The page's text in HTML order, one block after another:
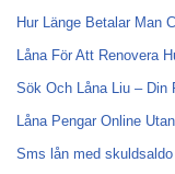
Hur Länge Betalar Man
Låna För Att Renovera
Sök Och Låna Liu – Din
Låna Pengar Online
Sms lån med